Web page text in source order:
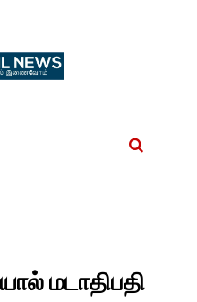
மடாதிபதி